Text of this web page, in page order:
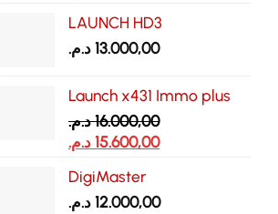
LAUNCH HD3
13.000,00د.م.
Launch x431 Immo plus
16.000,00د.م.
Le
initial
était :
15.600,00د.م.
Le
est :
DigiMaster
12.000,00د.م.